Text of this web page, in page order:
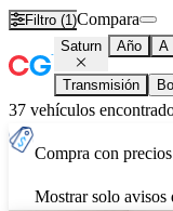
Filtro (1)Compara
Saturn Año A
Transmisión
37 vehículos
Compra con
Mostrar solo avisos